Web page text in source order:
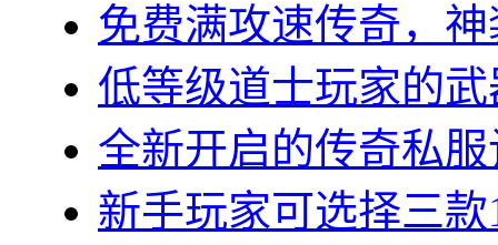
免费满攻速传奇，
低等级道士玩家的
全新开启的传奇私
新手玩家可选择三款